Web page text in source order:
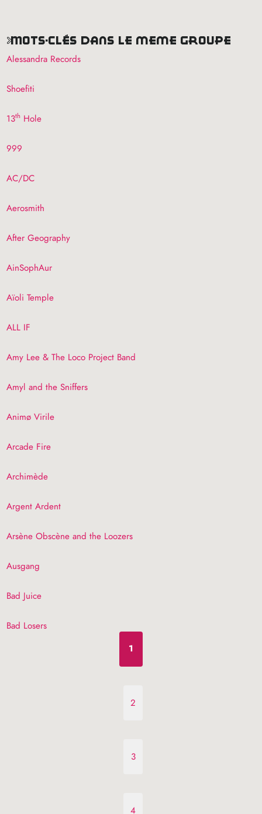
mots-clés dans le même groupe
Alessandra Records
Shoefiti
13th Hole
999
AC/DC
Aerosmith
After Geography
AinSophAur
Aïoli Temple
ALL IF
Amy Lee & The Loco Project Band
Amyl and the Sniffers
Animø Virile
Arcade Fire
Archimède
Argent Ardent
Arsène Obscène and the Loozers
Ausgang
Bad Juice
Bad Losers
1
2
3
4